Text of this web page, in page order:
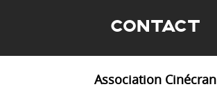
CONTACT
Association Cinécran